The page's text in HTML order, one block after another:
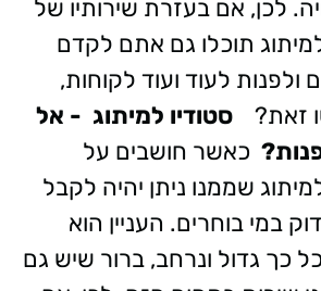
לכן, אם בעזרת שירותיו של
תוכלו גם אתם לקדם
לעוד ועוד לקוחות,
זאת?
סטודיו למיתוג - אל
כאשר חושבים על
שממנו ניתן יהיה לקבל
במי בוחרים. העניין הוא
כך גדול ונרחב, ברור שיש גם